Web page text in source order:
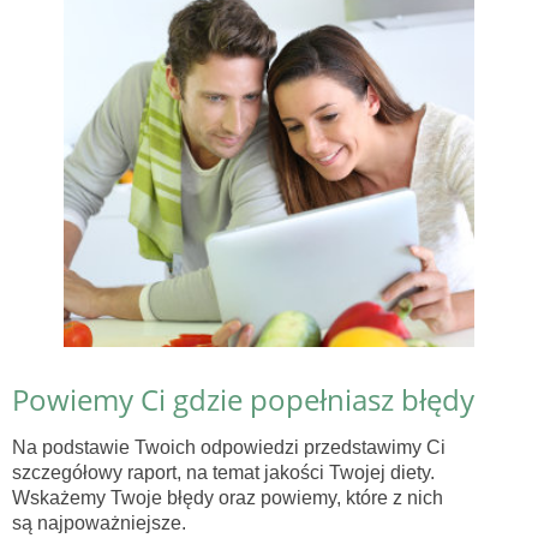
Powiemy Ci gdzie popełniasz błędy
Na podstawie Twoich odpowiedzi przedstawimy Ci
szczegółowy raport, na temat jakości Twojej diety.
Wskażemy Twoje błędy oraz powiemy, które z nich
są najpoważniejsze.